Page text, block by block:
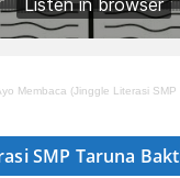
Membaca (Jinggle Literasi SMP
SMP Taruna